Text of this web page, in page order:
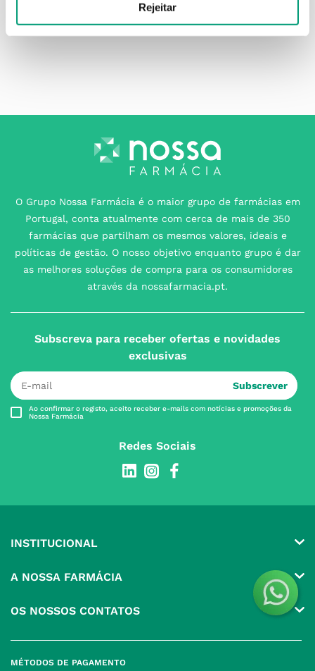
Rejeitar
O Grupo Nossa Farmácia é o maior grupo de farmácias em
Portugal, conta atualmente com cerca de mais de 350
farmácias que partilham os mesmos valores, ideais e
políticas de gestão. O nosso objetivo enquanto grupo é dar
as melhores soluções de compra para os consumidores
através da nossafarmacia.pt.
Subscreva para receber ofertas e novidades
exclusivas
Subscrever
Ao confirmar o registo, aceito receber e-mails com notícias e promoções da
Nossa Farmácia
Redes Sociais
INSTITUCIONAL
Produtos Favoritos
A NOSSA FARMÁCIA
OS NOSSOS CONTATOS
MÉTODOS DE PAGAMENTO